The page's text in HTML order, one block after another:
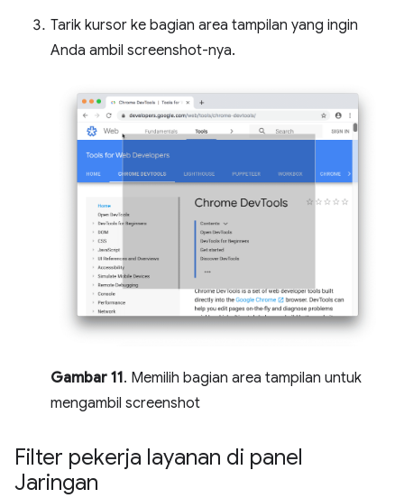
Tarik kursor ke bagian area tampilan yang ingin
Anda ambil screenshot-nya.
Gambar 11. Memilih bagian area tampilan untuk
mengambil screenshot
Filter pekerja layanan di panel
Jaringan